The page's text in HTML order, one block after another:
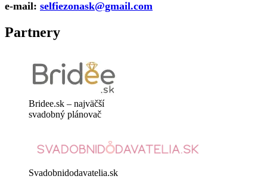
e-mail: selfiezonask@gmail.com
Partnery
Bridee.sk – najväčší
svadobný plánovač
Svadobnidodavatelia.sk